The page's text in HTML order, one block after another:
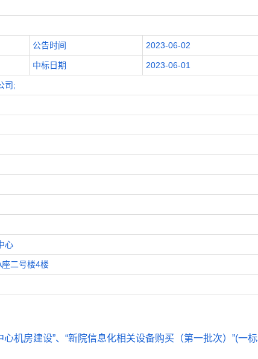
公告时间 2023-06-02
中标日期 2023-06-01
司;
心
二号楼4楼
机房建设”、“新院信息化相关设备购买（第一批次）”(一